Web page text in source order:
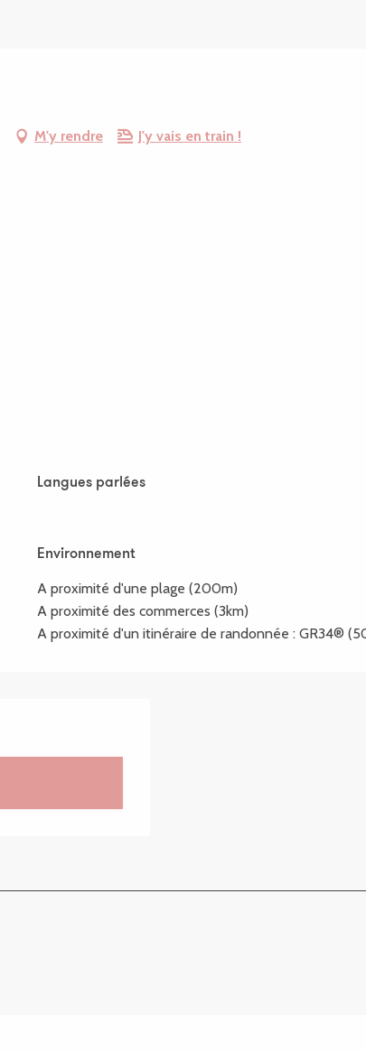
M'y rendre J'y vais en train !
Langues parlées
Langues parlées
Environnement
Environnement
A proximité d'une plage (200m)
A proximité des commerces (3km)
A proximité d'un itinéraire de randonnée : GR34®